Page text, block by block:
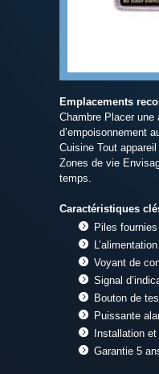
Emplacements
Chambre Placer
d’empoisonnement
Cuisine Tout
Zones de vie
temps.
Caractéristiques
Piles
Voyant de
Signal
Bouton de
Puissante
Installation
Garantie 5